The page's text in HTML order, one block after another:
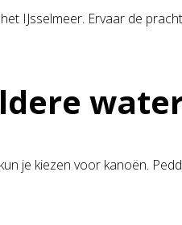
IJsselmeer. Ervaar de
je kiezen voor kanoën.